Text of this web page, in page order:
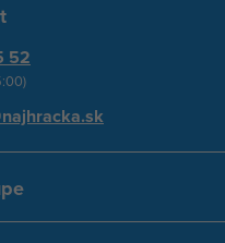
52